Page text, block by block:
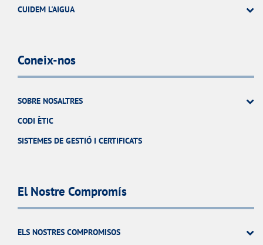
CUIDEM L'AIGUA
Coneix-nos
SOBRE NOSALTRES
CODI ÈTIC
SISTEMES DE GESTIÓ I CERTIFICATS
El Nostre Compromís
ELS NOSTRES COMPROMISOS